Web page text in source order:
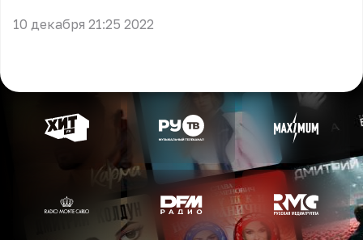
10 декабря 21:25 2022